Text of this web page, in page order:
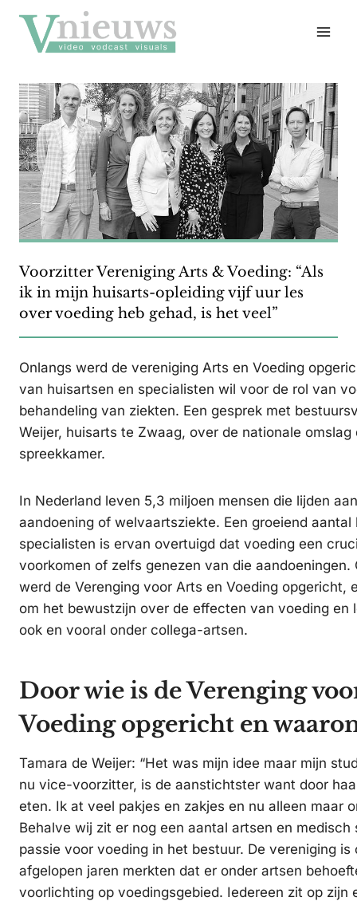
naar
inhoud
Voorzitter Vereniging Arts & Voeding: “Als
ik in mijn huisarts-opleiding vijf uur les
over voeding heb gehad, is het veel”
Onlangs werd de vereniging Arts en Voeding
van huisartsen en specialisten wil voor de rol van
behandeling van ziekten. Een gesprek met
Weijer, huisarts te Zwaag, over de nationale omslag
spreekkamer.
In Nederland leven 5,3 miljoen mensen die lijden
aandoening of welvaartsziekte. Een groeiend aantal
specialisten is ervan overtuigd dat voeding een
voorkomen of zelfs genezen van die aandoeningen.
werd de Verenging voor Arts en Voeding opgericht,
om het bewustzijn over de effecten van voeding en
ook en vooral onder collega-artsen.
Door wie is de Verenging
Voeding opgericht en
Tamara de Weijer: “Het was mijn idee maar mijn
nu vice-voorzitter, is de aanstichtster want door
eten. Ik at veel pakjes en zakjes en nu alleen maar
Behalve wij zit er nog een aantal artsen en
passie voor voeding in het bestuur. De vereniging
afgelopen jaren merkten dat er onder artsen
voorlichting op voedingsgebied. Iedereen zit op zijn